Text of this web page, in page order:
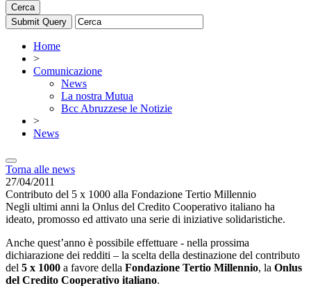
Cerca
Home
>
Comunicazione
News
La nostra Mutua
Bcc Abruzzese le Notizie
>
News
Torna alle news
27/04/2011
Contributo del 5 x 1000 alla Fondazione Tertio Millennio
Negli ultimi anni la Onlus del Credito Cooperativo italiano ha
ideato, promosso ed attivato una serie di iniziative solidaristiche.
Anche quest’anno è possibile effettuare - nella prossima
dichiarazione dei redditi – la scelta della destinazione del contributo
del 5 x 1000 a favore della Fondazione Tertio Millennio, la Onlus
del Credito Cooperativo italiano.